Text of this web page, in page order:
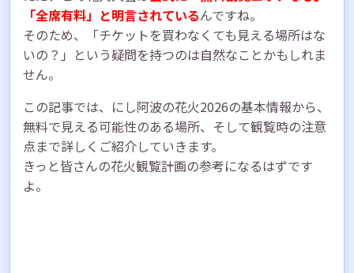
「全席有料」と明言されているんですね。
そのため、「チケットを買わなくても見える場所はな
いの？」という疑問を持つのは自然なことかもしれま
せん。
この記事では、にし阿波の花火2026の基本情報から、
無料で見える可能性のある場所、そして観覧時の注意
点まで詳しくご紹介していきます。
きっと皆さんの花火観覧計画の参考になるはずです
よ。